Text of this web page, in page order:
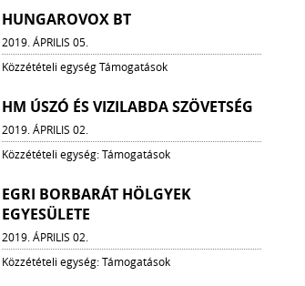
HUNGAROVOX BT
2019. ÁPRILIS 05.
Közzétételi egység Támogatások
HM ÚSZÓ ÉS VIZILABDA SZÖVETSÉG
2019. ÁPRILIS 02.
Közzétételi egység: Támogatások
EGRI BORBARÁT HÖLGYEK
EGYESÜLETE
2019. ÁPRILIS 02.
Közzétételi egység: Támogatások